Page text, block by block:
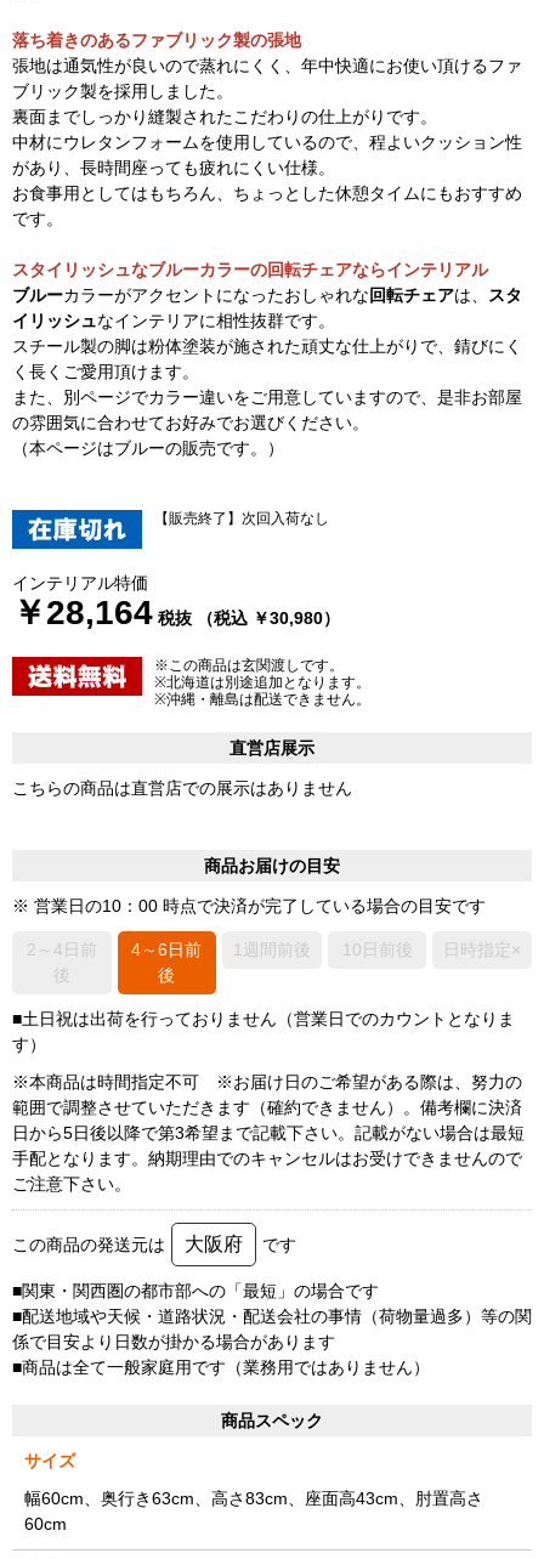
落ち着きのあるファブリック製の張地
張地は通気性が良いので蒸れにくく、年中快適にお使い頂けるファ
ブリック製を採用しました。
裏面までしっかり縫製されたこだわりの仕上がりです。
中材にウレタンフォームを使用しているので、程よいクッション性
があり、長時間座っても疲れにくい仕様。
お食事用としてはもちろん、ちょっとした休憩タイムにもおすすめ
です。
スタイリッシュなブルーカラーの回転チェアならインテリアル
ブルーカラーがアクセントになったおしゃれな回転チェアは、
スタ
イリッシュなインテリアに相性抜群です。
スチール製の脚は粉体塗装が施された頑丈な仕上がりで、錆びにく
く長くご愛用頂けます。
また、別ページでカラー違いをご用意していますので、是非お部屋
の雰囲気に合わせてお好みでお選びください。
（本ページはブルーの販売です。）
【販売終了】次回入荷なし
インテリアル特価
￥28,164 税抜 （税込 ￥30,980）
※この商品は玄関渡しです。
※北海道は別途追加となります。
※沖縄・離島は配送できません。
直営店展示
こちらの商品は直営店での展示はありません
商品お届けの目安
※ 営業日の10：00 時点で決済が完了している場合の目安です
2～4日前
後
4～6日前
後
1週間前後 10日前後 日時指定×
■土日祝は出荷を行っておりません（営業日でのカウントとなりま
す）
※本商品は時間指定不可 ※お届け日のご希望がある際は、努力の
範囲で調整させていただきます（確約できません）。備考欄に決済
日から5日後以降で第3希望まで記載下さい。記載がない場合は最短
手配となります。納期理由でのキャンセルはお受けできませんので
ご注意下さい。
この商品の発送元は 大阪府 です
■関東・関西圏の都市部への「最短」の場合です
■配送地域や天候・道路状況・配送会社の事情（荷物量過多）等の関
係で目安より日数が掛かる場合があります
■商品は全て一般家庭用です（業務用ではありません）
商品スペック
サイズ
幅60cm、奥行き63cm、高さ83cm、座面高43cm、肘置高さ
60cm